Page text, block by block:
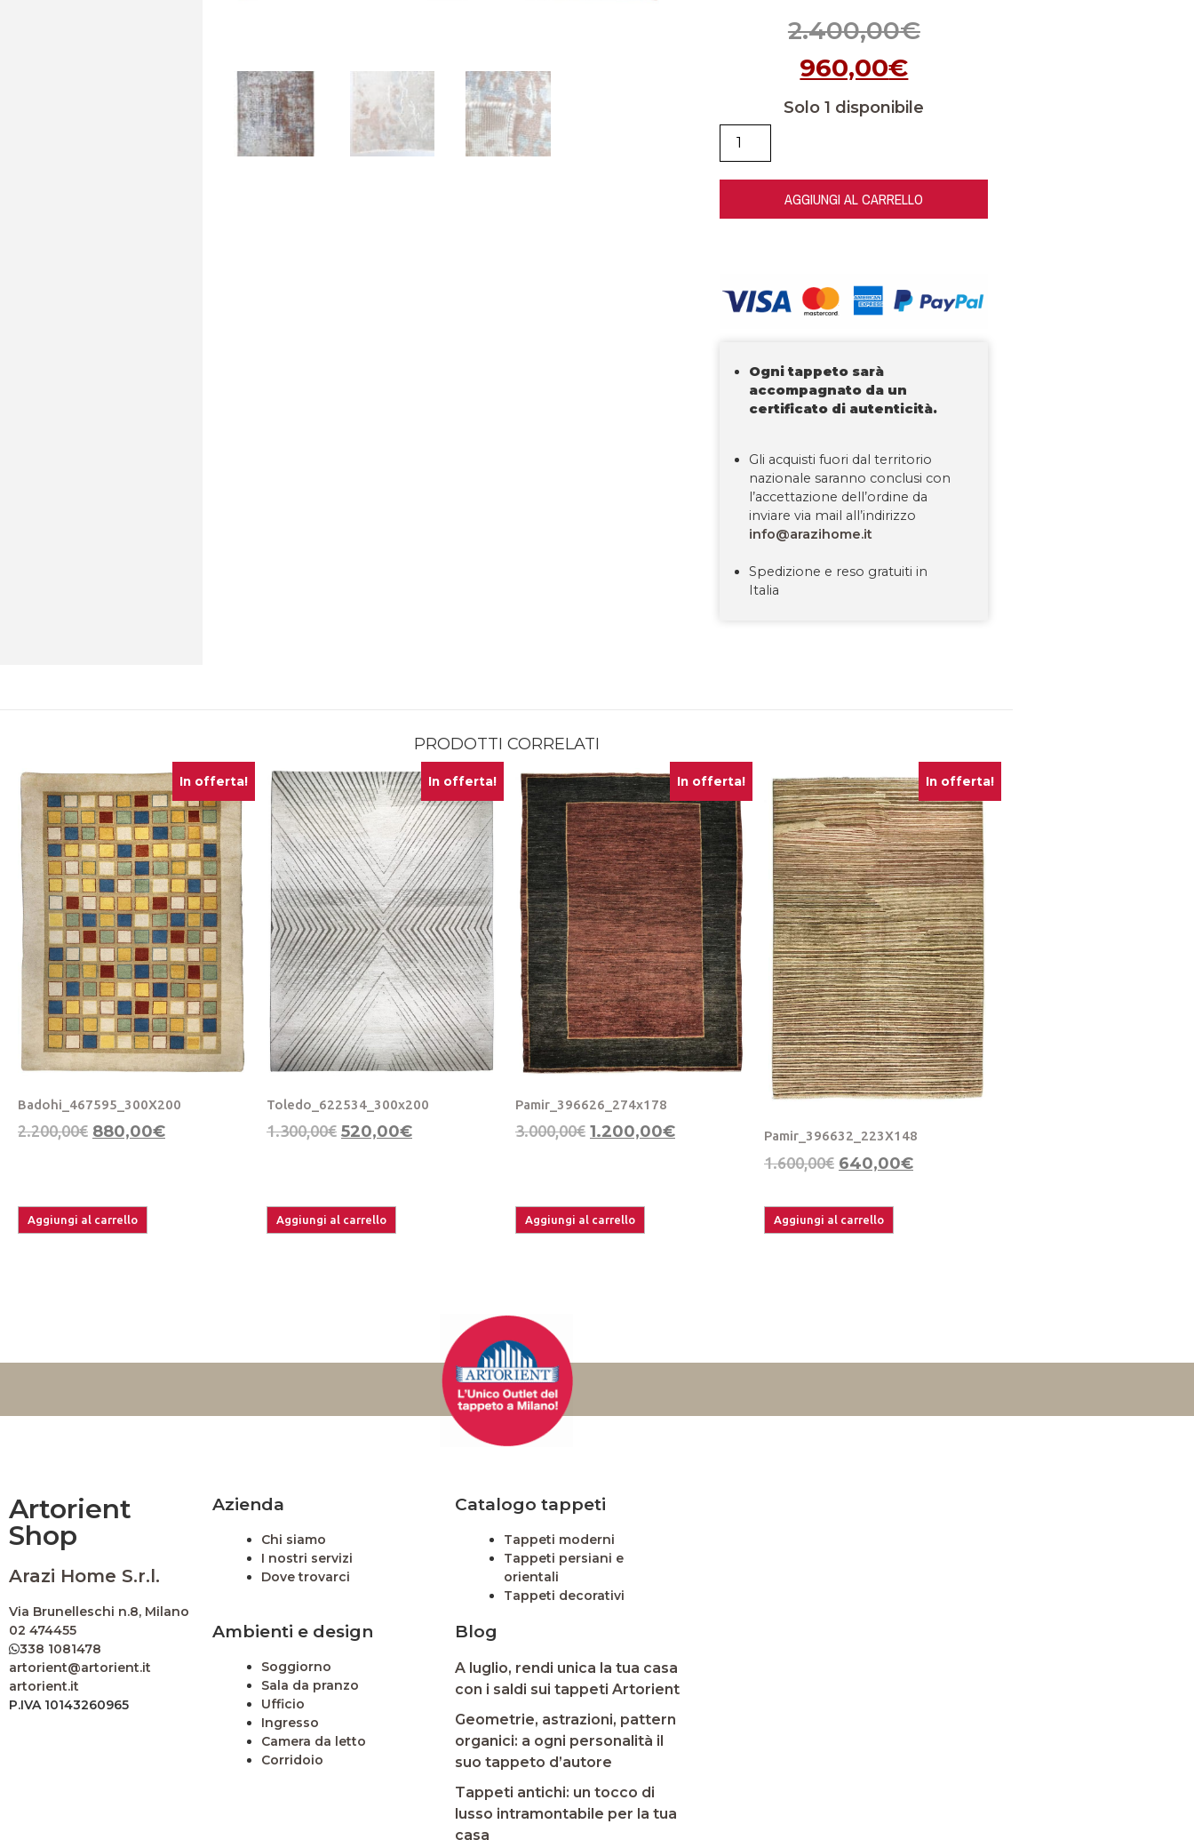
2.400,00€
960,00€
Solo 1 disponibile
AGGIUNGI AL CARRELLO
Ogni tappeto sarà
accompagnato da un
certificato di autenticità.
Gli acquisti fuori dal territorio
nazionale saranno conclusi con
l’accettazione dell’ordine da
inviare via mail all’indirizzo
info@arazihome.it
Spedizione e reso gratuiti in
Italia
PRODOTTI CORRELATI
In offerta!
Badohi_467595_300X200
2.200,00€ 880,00€
Aggiungi al carrello
In offerta!
Toledo_622534_300x200
1.300,00€ 520,00€
Aggiungi al carrello
In offerta!
Pamir_396626_274x178
3.000,00€ 1.200,00€
Aggiungi al carrello
In offerta!
Pamir_396632_223X148
1.600,00€ 640,00€
Aggiungi al carrello
Artorient
Shop
Arazi Home S.r.l.
Via Brunelleschi n.8, Milano
02 474455
338 1081478
artorient@artorient.it
artorient.it
P.IVA 10143260965
Azienda
Chi siamo
I nostri servizi
Dove trovarci
Catalogo tappeti
Tappeti moderni
Tappeti persiani e
orientali
Tappeti decorativi
Ambienti e design
Soggiorno
Sala da pranzo
Ufficio
Ingresso
Camera da letto
Corridoio
Blog
A luglio, rendi unica la tua casa
con i saldi sui tappeti Artorient
Geometrie, astrazioni, pattern
organici: a ogni personalità il
suo tappeto d’autore
Tappeti antichi: un tocco di
lusso intramontabile per la tua
casa